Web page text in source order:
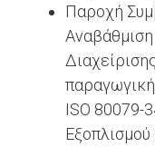
Παροχή
ISO 80079-